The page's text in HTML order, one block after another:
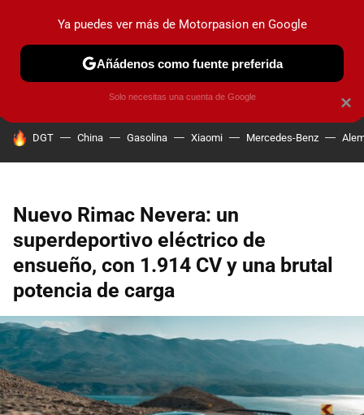
PRUEBAS COCHES ELÉCTRICOS OBSERVATORIO
HOY SE HABLA DE
DGT China Gasolina Xiaomi Mercedes-Benz
Nuevo Rimac Nevera: un
superdeportivo eléctrico de
ensueño, con 1.914 CV y una brutal
potencia de carga
×
Ya puedes ver más de Motorpasion en Google
Añádenos como fuente preferida
Solo necesitas una cuenta de Google